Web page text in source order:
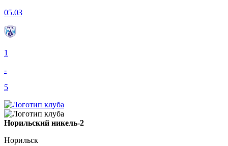
05.03
1
-
5
Норильский никель-2
Норильск